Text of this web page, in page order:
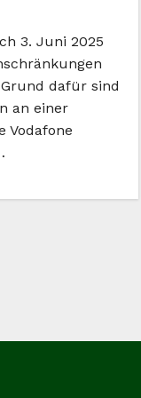
3. Juni 2025
dafür sind
an einer
Vodafone